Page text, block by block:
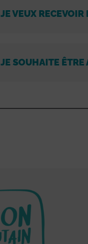
JE VEUX
JE SOUHAITE ÊTRE